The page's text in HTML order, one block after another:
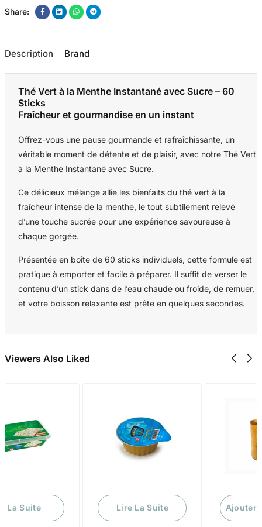
Share:
Description Brand
Thé Vert à la Menthe Instantané avec Sucre – 60
Sticks
Fraîcheur et gourmandise en un instant
Offrez-vous une pause gourmande et rafraîchissante, un
véritable moment de détente et de plaisir, avec notre Thé Vert
à la Menthe Instantané avec Sucre.
Ce délicieux mélange allie les bienfaits du thé vert à la
fraîcheur intense de la menthe, le tout subtilement relevé
d’une touche sucrée pour une expérience savoureuse à
chaque gorgée.
Présentée en boîte de 60 sticks individuels, cette formule est
pratique à emporter et facile à préparer. Il suffit de verser le
contenu d’un stick dans de l’eau chaude ou froide, de remuer,
et votre boisson relaxante est prête en quelques secondes.
Viewers Also Liked
La Suite Lire La Suite Ajouter